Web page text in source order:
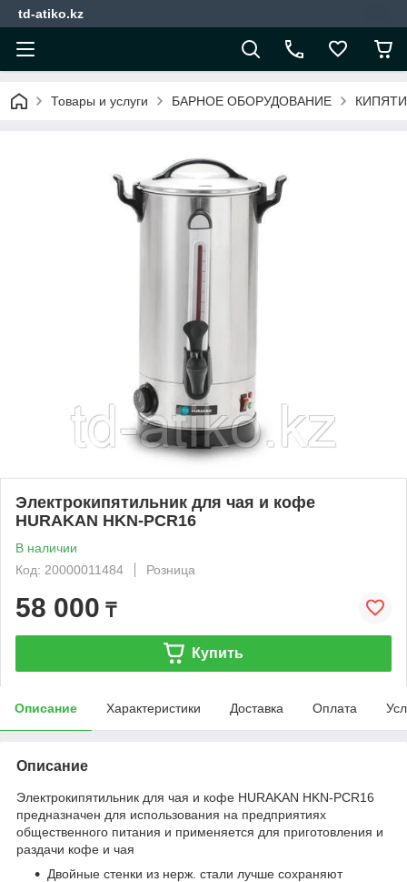
td-atiko.kz
Товары и услуги БАРНОЕ ОБОРУДОВАНИЕ
Электрокипятильник для чая и кофе
HURAKAN HKN-PCR16
В наличии
Код: 20000011484
Розница
58 000 ₸
Купить
Описание Характеристики Доставка Оплата
Описание
Электрокипятильник для чая и кофе HURAKAN HKN-PCR16
предназначен для использования на предприятиях
общественного питания и применяется для приготовления и
раздачи кофе и чая
Двойные стенки из нерж. стали лучше сохраняют